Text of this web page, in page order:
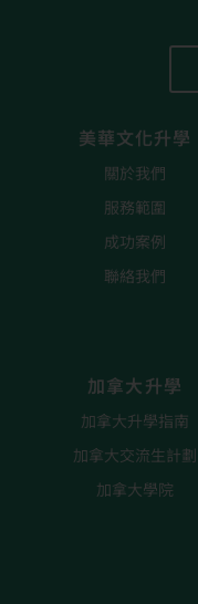
美華文化升學
關於我們
服務範圍
成功案例
聯絡我們
加拿大升學
加拿大升學指南
加拿大交流生計劃
加拿大學院